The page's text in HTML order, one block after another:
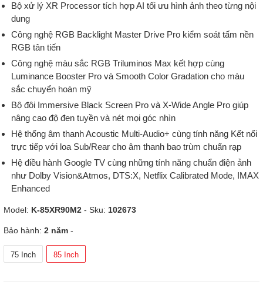
Bộ xử lý XR Processor tích hợp AI tối ưu hình ảnh theo từng nội
dung
Công nghệ RGB Backlight Master Drive Pro kiểm soát tấm nền
RGB tân tiến
Công nghệ màu sắc RGB Triluminos Max kết hợp cùng
Luminance Booster Pro và Smooth Color Gradation cho màu
sắc chuyển hoàn mỹ
Bộ đôi Immersive Black Screen Pro và X-Wide Angle Pro giúp
nâng cao độ đen tuyền và nét mọi góc nhìn
Hệ thống âm thanh Acoustic Multi-Audio+ cùng tính năng Kết nối
trực tiếp với loa Sub/Rear cho âm thanh bao trùm chuẩn rạp
Hệ điều hành Google TV cùng những tính năng chuẩn điện ảnh
như Dolby Vision&Atmos, DTS:X, Netflix Calibrated Mode, IMAX
Enhanced
Model: K-85XR90M2 - Sku: 102673
Bảo hành: 2 năm -
75 Inch 85 Inch